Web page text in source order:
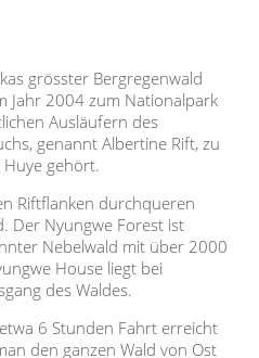
grösster Bergregenwald
Jahr 2004 zum Nationalpark
Ausläufern des
genannt Albertine Rift, zu
gehört.
Riftflanken durchqueren
Der Nyungwe Forest ist
Nebelwald mit über 2000
House liegt bei
des Waldes.
6 Stunden Fahrt erreicht
den ganzen Wald von Ost